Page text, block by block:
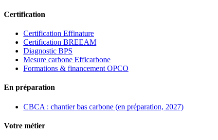
Certification
Certification Effinature
Certification BREEAM
Diagnostic BPS
Mesure carbone Efficarbone
Formations & financement OPCO
En préparation
CBCA : chantier bas carbone (en préparation, 2027)
Votre métier